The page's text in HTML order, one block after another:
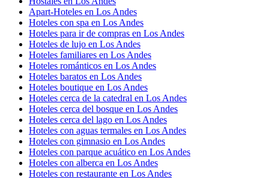
Apart-Hoteles en Los Andes
Hoteles con spa en Los Andes
Hoteles para ir de compras en Los Andes
Hoteles de lujo en Los Andes
Hoteles familiares en Los Andes
Hoteles románticos en Los Andes
Hoteles baratos en Los Andes
Hoteles boutique en Los Andes
Hoteles cerca de la catedral en Los Andes
Hoteles cerca del bosque en Los Andes
Hoteles cerca del lago en Los Andes
Hoteles con aguas termales en Los Andes
Hoteles con gimnasio en Los Andes
Hoteles con parque acuático en Los Andes
Hoteles con alberca en Los Andes
Hoteles con restaurante en Los Andes